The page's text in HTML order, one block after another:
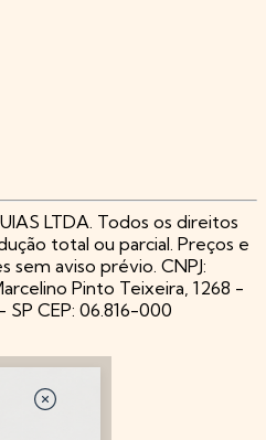
LTDA. Todos os direitos
total ou parcial. Preços e
sem aviso prévio. CNPJ:
Pinto Teixeira, 1268 -
CEP: 06.816-000